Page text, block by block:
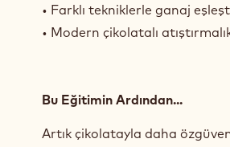
• Farklı tekniklerle ganaj
• Modern çikolatalı
Bu Eğitimin Ardından...
Artık çikolatayla daha